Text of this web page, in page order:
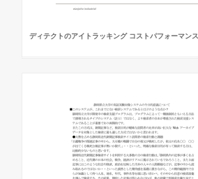
ディテクトのアイトラッキング コストパフォーマン